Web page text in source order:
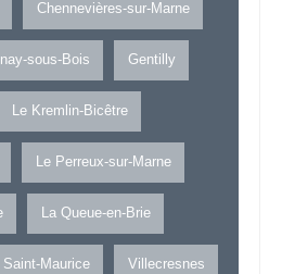
Chennevières-sur-Marne
sous-Bois Gentilly
Le Kremlin-Bicêtre
Le Perreux-sur-Marne
La Queue-en-Brie
Saint-Maurice Villecresnes